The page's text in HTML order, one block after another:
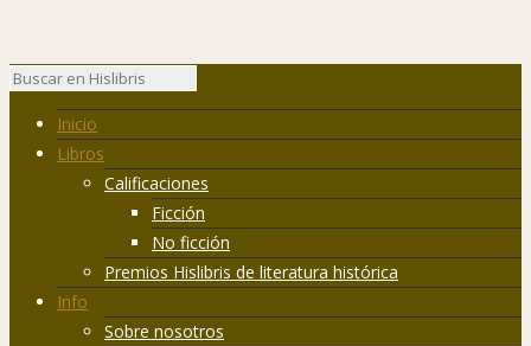
Inicio
Libros
Calificaciones
Ficción
No ficción
Premios Hislibris de literatura histórica
Info
Sobre nosotros